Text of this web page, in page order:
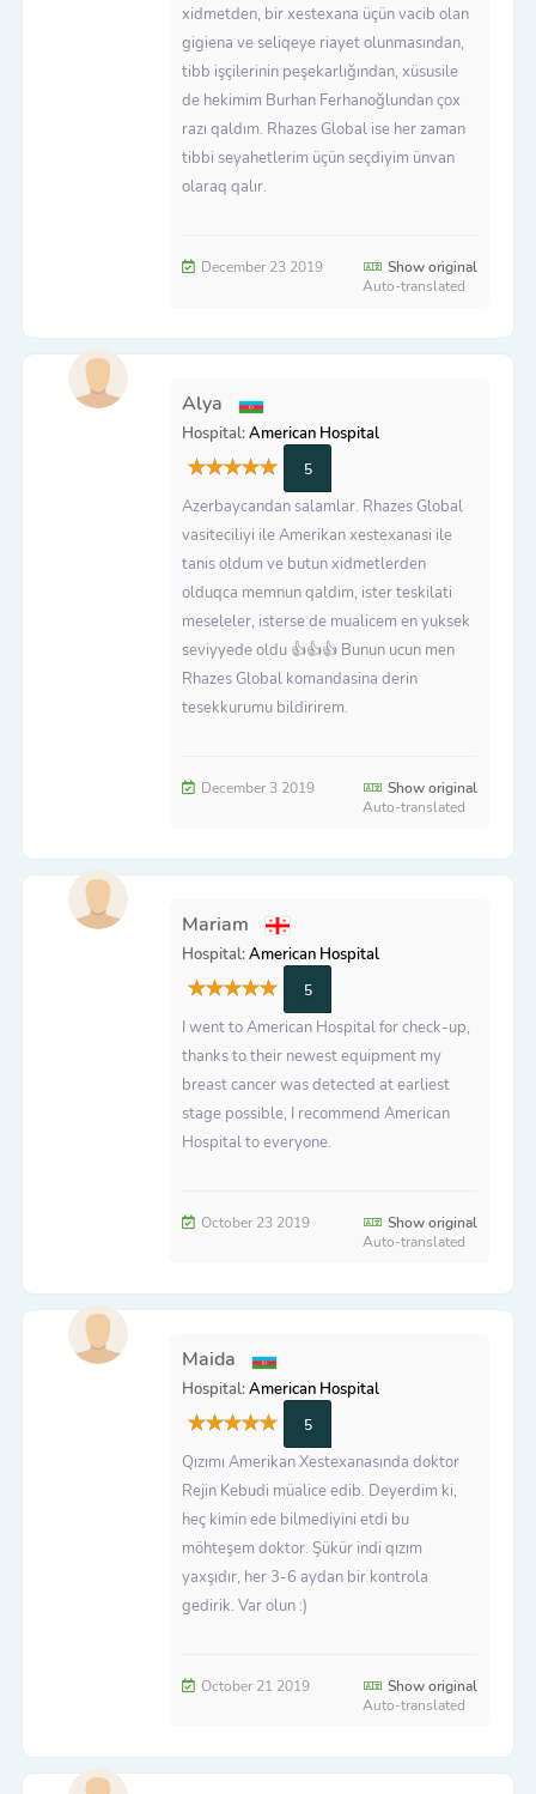
xidmetden, bir xestexana üçün vacib olan
gigiena ve seliqeye riayet olunmasından,
tibb işçilerinin peşekarlığından, xüsusile
de hekimim Burhan Ferhanoğlundan çox
razı qaldım. Rhazes Global ise her zaman
tibbi seyahetlerim üçün seçdiyim ünvan
olaraq qalır.
December 23 2019
Show original
Auto-translated
Alya
Hospital:American Hospital
5
Azerbaycandan salamlar. Rhazes Global
vasiteciliyi ile Amerikan xestexanasi ile
tanis oldum ve butun xidmetlerden
olduqca memnun qaldim, ister teskilati
meseleler, isterse de mualicem en yuksek
seviyyede oldu 👍👍👍 Bunun ucun men
Rhazes Global komandasina derin
tesekkurumu bildirirem.
December 3 2019
Show original
Auto-translated
Mariam
Hospital:American Hospital
5
I went to American Hospital for check-up,
thanks to their newest equipment my
breast cancer was detected at earliest
stage possible, I recommend American
Hospital to everyone.
October 23 2019
Show original
Auto-translated
Maida
Hospital:American Hospital
5
Qızımı Amerikan Xestexanasında doktor
Rejin Kebudi müalice edib. Deyerdim ki,
heç kimin ede bilmediyini etdi bu
möhteşem doktor. Şükür indi qızım
yaxşıdır, her 3-6 aydan bir kontrola
gedirik. Var olun :)
October 21 2019
Show original
Auto-translated